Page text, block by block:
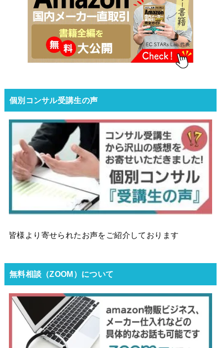
個別コンサル受講生の声
皆様より寄せられたお声をご紹介しております
無料相談（ZOOM）について